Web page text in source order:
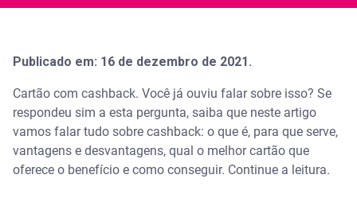
Publicado em: 16 de dezembro de 2021.
Cartão com cashback. Você já ouviu falar sobre isso? Se
respondeu sim a esta pergunta, saiba que neste artigo
vamos falar tudo sobre cashback: o que é, para que serve,
vantagens e desvantagens, qual o melhor cartão que
oferece o benefício e como conseguir. Continue a leitura.